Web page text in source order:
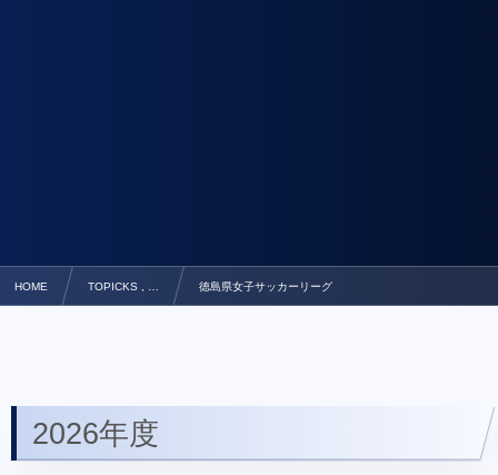
HOME TOPICKS , … 徳島県女子サッカーリーグ
2026年度